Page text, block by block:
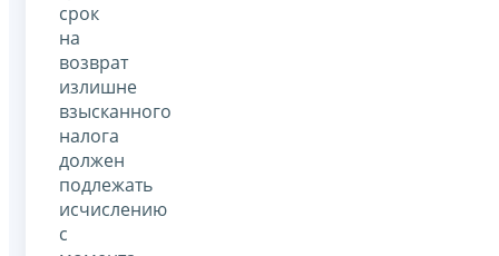
срок
на
возврат
излишне
взысканного
налога
должен
подлежать
исчислению
с